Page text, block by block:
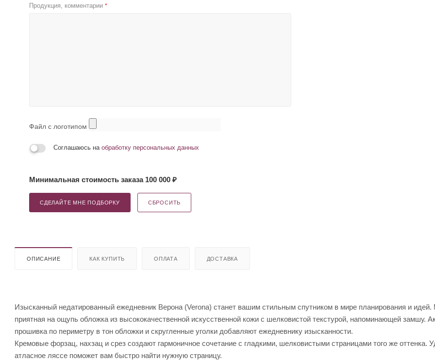
Продукция, комментарии *
Файл с логотипом
Соглашаюсь на обработку персональных данных
Минимальная стоимость заказа 100 000 ₽
СДЕЛАЙТЕ МНЕ ПОДБОРКУ СБРОСИТЬ
ОПИСАНИЕ КАК КУПИТЬ ОПЛАТА ДОСТАВКА
Изысканный недатированный ежедневник Верона (Verona) станет вашим стильным спутником в мире планирования и идей.
приятная на ощупь обложка из высококачественной искусственной кожи с шелковистой текстурой, напоминающей замшу.
прошивка по периметру в тон обложки и скругленные уголки добавляют ежедневнику изысканности.
Кремовые форзац, нахзац и срез создают гармоничное сочетание с гладкими, шелковистыми страницами того же оттенка.
атласное ляссе поможет вам быстро найти нужную страницу.